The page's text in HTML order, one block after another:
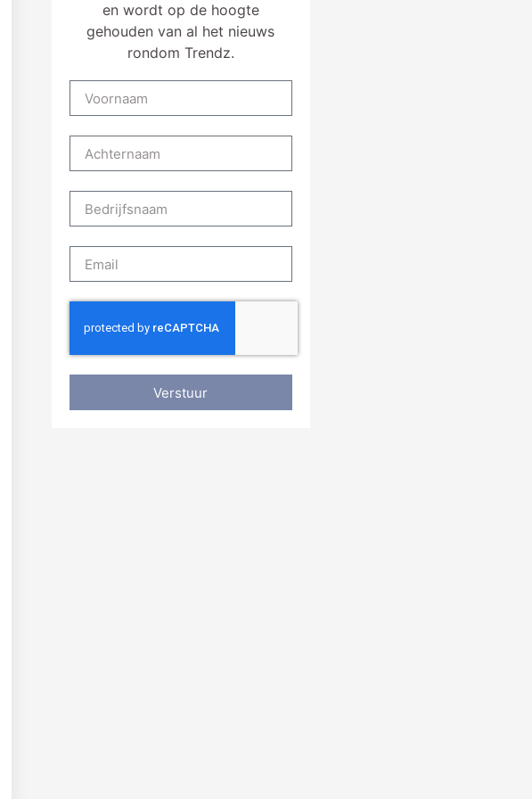
en wordt op de hoogte
gehouden van al het nieuws
rondom Trendz.
Verstuur